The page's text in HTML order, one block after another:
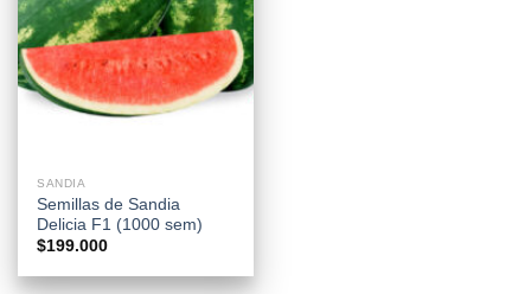
SANDIA
Semillas de Sandia
Delicia F1 (1000 sem)
$199.000